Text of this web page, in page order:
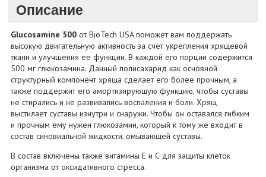
Описание
Glucosamine 500 от BioTech USA поможет вам поддержать
высокую двигательную активность за счет укрепления хрящевой
ткани и улучшения ее функции. В каждой его порции содержится
500 мг глюкозамина. Данный полисахарид как основной
структурный компонент хряща сделает его более прочным, а
также поддержит его амортизирующую функцию, чтобы суставы
не стирались и не развивались воспаления и боли. Хрящ
выстилает суставы изнутри и снаружи. Чтобы он оставался гибким
и прочным ему нужен глюкозамин, который к тому же входит в
состав синовиальной жидкости, омывающей суставы.
В состав включены также витамины Е и С для защиты клеток
организма от оксидативного стресса.